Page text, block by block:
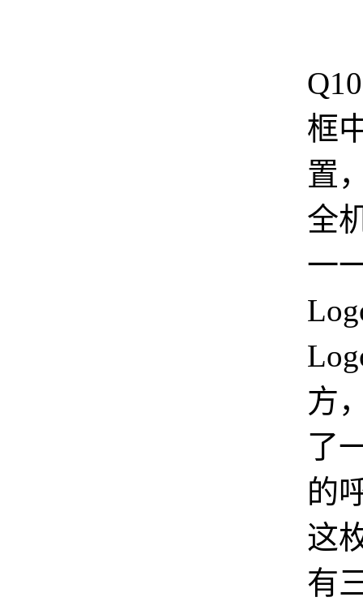
框
置
全
一
方
了
的
这
有